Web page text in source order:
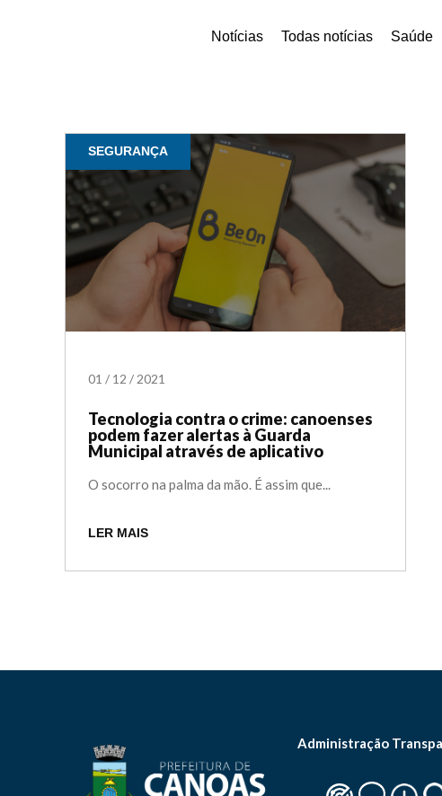
Notícias Todas notícias Saúde
SEGURANÇA
01 / 12 /2021
Tecnologia contra o crime: canoenses
podem fazer alertas à Guarda
Municipal através de aplicativo
O socorro na palma da mão. É assim que...
LER MAIS
Administração